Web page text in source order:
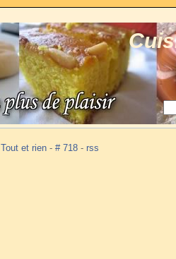
Tout et rien - # 718 - rss